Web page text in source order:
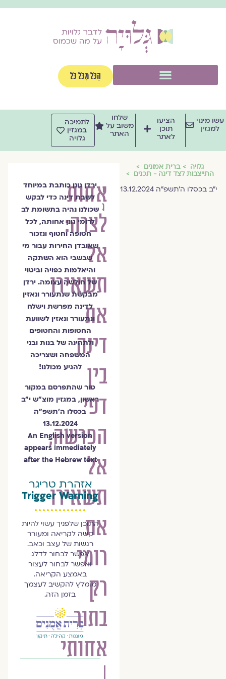
הַכֹּל מִכֹּל כֹּל
מינוי
למגזין
הציעו
תוכן
לאתר
שלחו
משוב על
האתר
לתמיכה
במגזין
גלויה
גלויה ברית אמונים
התייצבות לצד דינה - תכנים
י״ב בכסלו ה׳תשפ״ה 13.12.2024
אחות
לצרה:
אל
תשאירו
את
דינה
בין
דפי
הפרשה,
אל
תשאירו
את
רומי
רק
בתור
אחותי
ירדן
גונן
ירדן גונן כותבת במיוחד
לשבת דינה כדי לבקש
שכולנו נהיה בתשומת לב
לרומי גונן אחותה, לכל
חטופה וחטוף ונזכור
שאובדן החירות עבור מי
שבשבי הוא השתקה
והיאלמות כפויה וביטוי
של חולשה עצומה. ירדן
מבקשת שנתעורר ונאזין
לדינה מפרשת וישלח
ונתעורר ונאזין לשוועת
החטופות והחטופים
ולתחינה של בנות ובני
המשפחה ושצריכה
להגיע מכולנו!
טור שהתפרסם במקור
ראשון, במגזין מוצ״ש י״ב
בכסלו ה׳תשפ״ה
13.12.2024
An English version
appears immediately
after the Hebrew text
אזהרת טריגר
Trigger Warning
התוכן שלפניך עשוי להיות
קשה לקריאה ומעורר
רגשות של עצב וכאב.
אפשר לבחור לדלג
ואפשר לבחור לעצור
באמצע הקריאה.
מומלץ להקשיב לעצמך
בזמן הזה.